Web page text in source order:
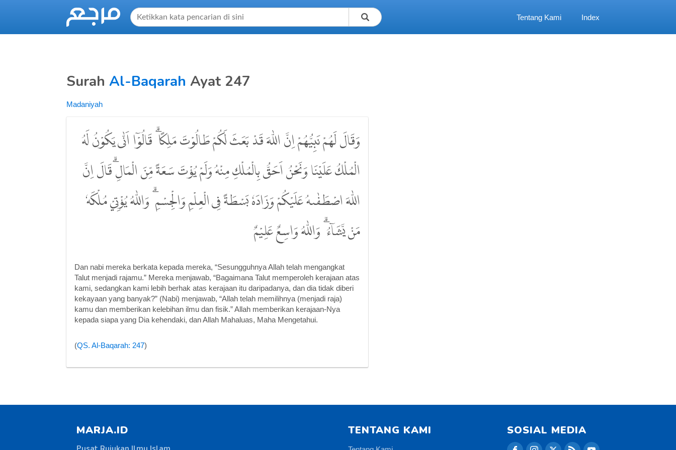
Tentang Kami Index
Surah Al-Baqarah Ayat 247
Madaniyah
وَقَالَ لَهُمْ نَبِيُّهُمْ اِنَّ اللّٰهَ قَدْ بَعَثَ لَكُمْ طَالُوْتَ مَلِكًا ۗ قَالُوْٓا اَنّٰى يَكُوْنُ لَهُ
الْمُلْكُ عَلَيْنَا وَنَحْنُ اَحَقُّ بِالْمُلْكِ مِنْهُ وَلَمْ يُؤْتَ سَعَةً مِّنَ الْمَالِۗ قَالَ اِنَّ
اللّٰهَ اصْطَفٰىهُ عَلَيْكُمْ وَزَادَهٗ بَسْطَةً فِى الْعِلْمِ وَالْجِسْمِ ۗ وَاللّٰهُ يُؤْتِيْ مُلْكَهٗ
مَنْ يَّشَاۤءُ ۗ وَاللّٰهُ وَاسِعٌ عَلِيْمٌ
Dan nabi mereka berkata kepada mereka, “Sesungguhnya Allah telah mengangkat
Talut menjadi rajamu.” Mereka menjawab, “Bagaimana Talut memperoleh kerajaan atas
kami, sedangkan kami lebih berhak atas kerajaan itu daripadanya, dan dia tidak diberi
kekayaan yang banyak?” (Nabi) menjawab, “Allah telah memilihnya (menjadi raja)
kamu dan memberikan kelebihan ilmu dan fisik.” Allah memberikan kerajaan-Nya
kepada siapa yang Dia kehendaki, dan Allah Mahaluas, Maha Mengetahui.
(QS. Al-Baqarah: 247)
MARJA.ID TENTANG KAMI SOSIAL MEDIA